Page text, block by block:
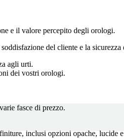
e il valore percepito degli orologi.
del cliente e la
agli urti.
dei vostri orologi.
fasce di prezzo.
inclusi opzioni opache, lucide